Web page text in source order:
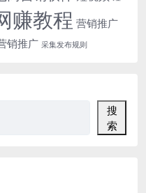
赚教程 营销推广
销推广 采集发布规则
搜
索